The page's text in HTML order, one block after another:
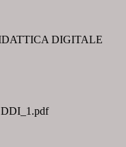
DIGITALE